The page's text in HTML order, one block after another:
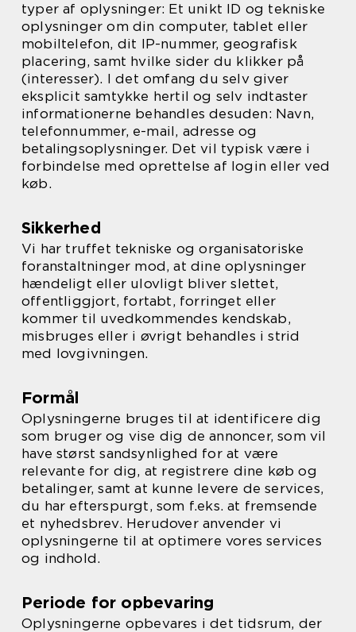
typer af oplysninger: Et unikt ID og tekniske
oplysninger om din computer, tablet eller
mobiltelefon, dit IP-nummer, geografisk
placering, samt hvilke sider du klikker på
(interesser). I det omfang du selv giver
eksplicit samtykke hertil og selv indtaster
informationerne behandles desuden: Navn,
telefonnummer, e-mail, adresse og
betalingsoplysninger. Det vil typisk være i
forbindelse med oprettelse af login eller ved
køb.
Sikkerhed
Vi har truffet tekniske og organisatoriske
foranstaltninger mod, at dine oplysninger
hændeligt eller ulovligt bliver slettet,
offentliggjort, fortabt, forringet eller
kommer til uvedkommendes kendskab,
misbruges eller i øvrigt behandles i strid
med lovgivningen.
Formål
Oplysningerne bruges til at identificere dig
som bruger og vise dig de annoncer, som vil
have størst sandsynlighed for at være
relevante for dig, at registrere dine køb og
betalinger, samt at kunne levere de services,
du har efterspurgt, som f.eks. at fremsende
et nyhedsbrev. Herudover anvender vi
oplysningerne til at optimere vores services
og indhold.
Periode for opbevaring
Oplysningerne opbevares i det tidsrum, der